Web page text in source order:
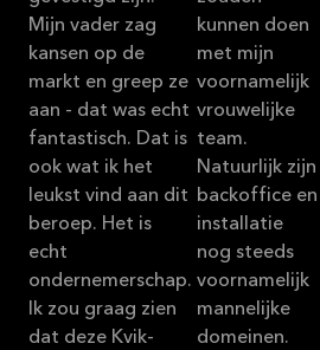
Mijn vader zag
kansen op de
markt en greep ze
aan - dat was echt
fantastisch. Dat is
ook wat ik het
leukst vind aan dit
beroep. Het is
echt
ondernemerschap.
Ik zou graag zien
dat deze Kvik-
kunnen doen
met mijn
voornamelijk
vrouwelijke
team.
Natuurlijk zijn
backoffice en
installatie
nog steeds
voornamelijk
mannelijke
domeinen.